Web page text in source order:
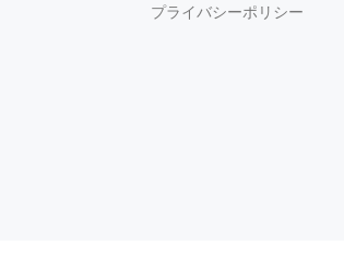
プライバシーポリシー